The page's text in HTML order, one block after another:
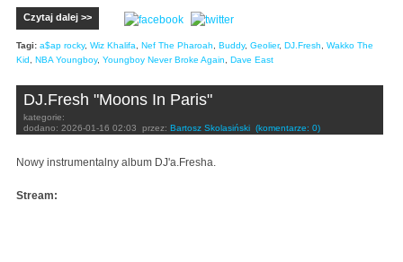
Czytaj dalej >>
Tagi: a$ap rocky, Wiz Khalifa Nef The Pharoah Buddy, Geolier, DJ.Fresh
Wakko The
Kid
NBA Youngboy, Youngboy Never Broke Again Dave East
DJ.Fresh "Moons In Paris"
kategorie:
dodano: 2026-01-16 02:03 przez: Bartosz Skolasiński (komentarze: 0)
Nowy instrumentalny album DJ'a.Fresha.
Stream: